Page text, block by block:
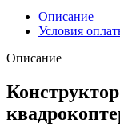
Описание
Условия
Описание